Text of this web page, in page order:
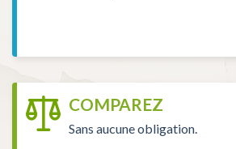
COMPAREZ
Sans aucune obligation.